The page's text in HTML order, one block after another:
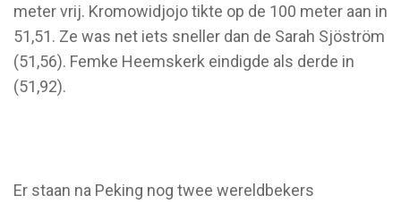
meter vrij. Kromowidjojo tikte op de 100 meter aan in
51,51. Ze was net iets sneller dan de Sarah Sjöström
(51,56). Femke Heemskerk eindigde als derde in
(51,92).
Er staan na Peking nog twee wereldbekers